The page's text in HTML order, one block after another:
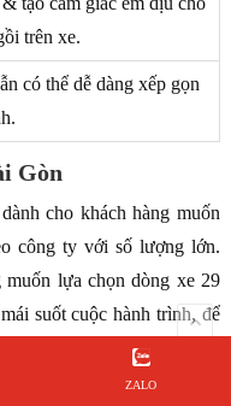
trên xe.
có thể dễ dàng xếp gọn
Gòn
cho khách hàng muốn
công ty với số lượng lớn.
lựa chọn dòng xe 29
suốt cuộc hành trình, để
chúng tôi cung cấp dịch vụ
mã, chủng loại để bạn
ZALO